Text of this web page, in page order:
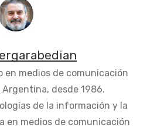
en medios de comunicación
Argentina, desde 1986.
de la información y la
en medios de comunicación